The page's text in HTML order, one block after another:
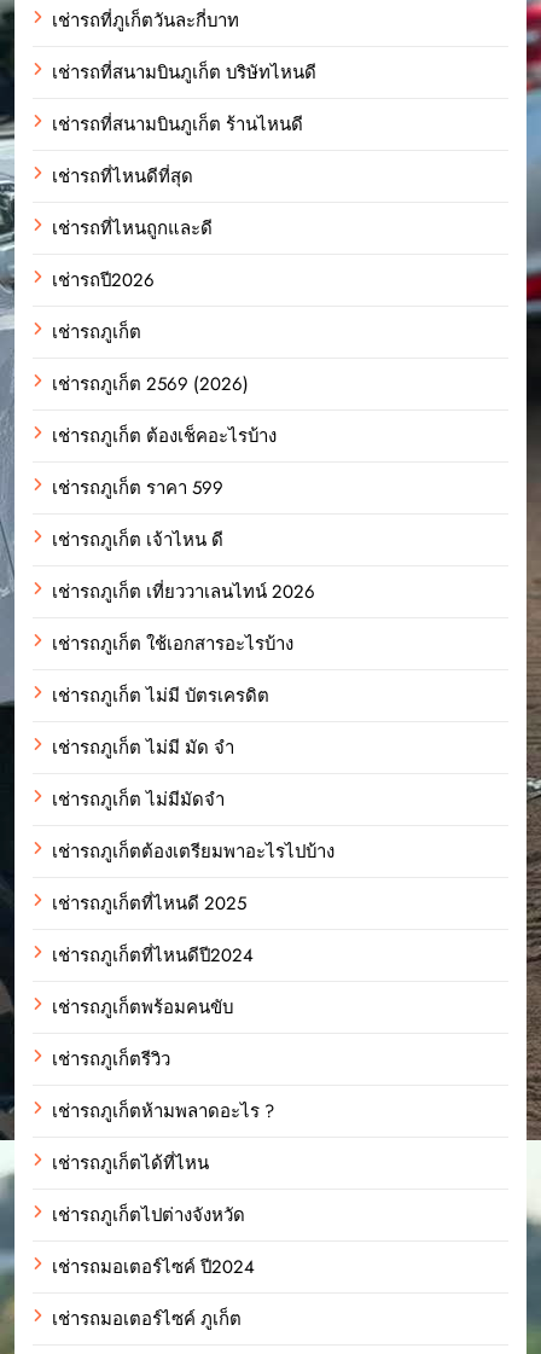
เช่ารถที่ภูเก็ตวันละกี่บาท
เช่ารถที่สนามบินภูเก็ต บริษัทไหนดี
เช่ารถที่สนามบินภูเก็ต ร้านไหนดี
เช่ารถที่ไหนดีที่สุด
เช่ารถที่ไหนถูกและดี
เช่ารถปี2026
เช่ารถภูเก็ต
เช่ารถภูเก็ต 2569 (2026)
เช่ารถภูเก็ต ต้องเช็คอะไรบ้าง
เช่ารถภูเก็ต ราคา 599
เช่ารถภูเก็ต เจ้าไหน ดี
เช่ารถภูเก็ต เที่ยววาเลนไทน์ 2026
เช่ารถภูเก็ต ใช้เอกสารอะไรบ้าง
เช่ารถภูเก็ต ไม่มี บัตรเครดิต
เช่ารถภูเก็ต ไม่มี มัด จํา
เช่ารถภูเก็ต ไม่มีมัดจำ
เช่ารถภูเก็ตต้องเตรียมพาอะไรไปบ้าง
เช่ารถภูเก็ตที่ไหนดี 2025
เช่ารถภูเก็ตที่ไหนดีปี2024
เช่ารถภูเก็ตพร้อมคนขับ
เช่ารถภูเก็ตรีวิว
เช่ารถภูเก็ตห้ามพลาดอะไร ?
เช่ารถภูเก็ตได้ที่ไหน
เช่ารถภูเก็ตไปต่างจังหวัด
เช่ารถมอเตอร์ไซค์ ปี2024
เช่ารถมอเตอร์ไซค์ ภูเก็ต